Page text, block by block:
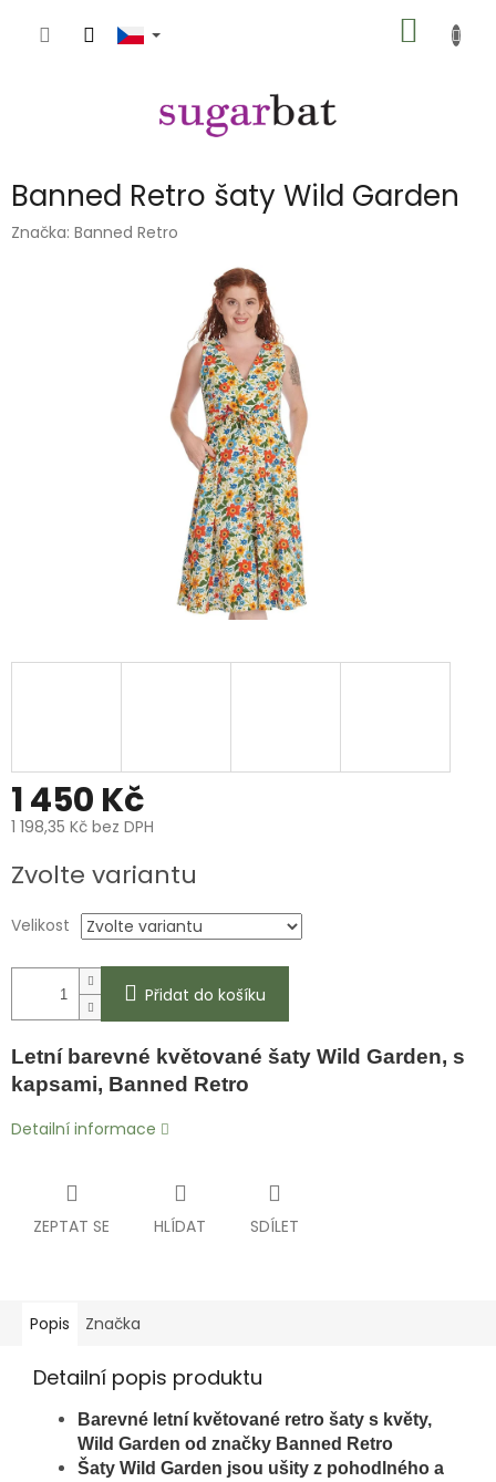
KOŠÍK
Banned Retro šaty Wild Garden
Značka: Banned Retro
1 450 Kč
1 198,35 Kč bez DPH
cena:
Zvolte variantu
Velikost
Přidat do košíku
Letní barevné květované šaty Wild Garden, s
kapsami, Banned Retro
Detailní informace
ZEPTAT SE HLÍDAT SDÍLET
Popis Značka
Detailní popis produktu
Barevné letní květované retro šaty s květy,
Wild Garden od značky Banned Retro
Šaty Wild Garden jsou ušity z pohodlného a